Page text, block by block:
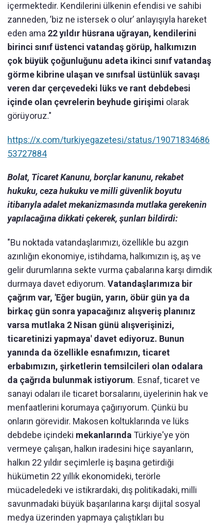
içermektedir. Kendilerini ülkenin efendisi ve sahibi
zanneden, ‘biz ne istersek o olur’ anlayışıyla hareket
eden ama 22 yıldır hüsrana uğrayan, kendilerini
birinci sınıf üstenci vatandaş görüp, halkımızın
çok büyük çoğunluğunu adeta ikinci sınıf vatandaş
görme kibrine ulaşan ve sınıfsal üstünlük savaşı
veren dar çerçevedeki lüks ve rant debdebesi
içinde olan çevrelerin beyhude girişimi olarak
görüyoruz."
https://x.com/turkiyegazetesi/status/19071834686
53727884
Bolat, Ticaret Kanunu, borçlar kanunu, rekabet
hukuku, ceza hukuku ve milli güvenlik boyutu
itibarıyla adalet mekanizmasında mutlaka gerekenin
yapılacağına dikkati çekerek, şunları bildirdi:
"Bu noktada vatandaşlarımızı, özellikle bu azgın
azınlığın ekonomiye, istihdama, halkımızın iş, aş ve
gelir durumlarına sekte vurma çabalarına karşı dimdik
durmaya davet ediyorum. Vatandaşlarımıza bir
çağrım var, 'Eğer bugün, yarın, öbür gün ya da
birkaç gün sonra yapacağınız alışveriş planınız
varsa mutlaka 2 Nisan günü alışverişinizi,
ticaretinizi yapmaya' davet ediyoruz. Bunun
yanında da özellikle esnafımızın, ticaret
erbabımızın, şirketlerin temsilcileri olan odalara
da çağrıda bulunmak istiyorum. Esnaf, ticaret ve
sanayi odaları ile ticaret borsalarını, üyelerinin hak ve
menfaatlerini korumaya çağırıyorum. Çünkü bu
onların görevidir. Makosen koltuklarında ve lüks
debdebe içindeki mekanlarında Türkiye'ye yön
vermeye çalışan, halkın iradesini hiçe sayanların,
halkın 22 yıldır seçimlerle iş başına getirdiği
hükümetin 22 yıllık ekonomideki, terörle
mücadeledeki ve istikrardaki, dış politikadaki, milli
savunmadaki büyük başarılarına karşı dijital sosyal
medya üzerinden yapmaya çalıştıkları bu